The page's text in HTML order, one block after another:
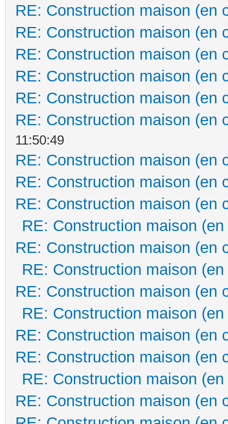
RE: Construction maison (en
RE: Construction maison (en
RE: Construction maison (en
RE: Construction maison (en
RE: Construction maison (en
RE: Construction maison (en
11:50:49
RE: Construction maison (en
RE: Construction maison (en
RE: Construction maison (en
RE: Construction maison
RE: Construction maison (en
RE: Construction maison
RE: Construction maison (en
RE: Construction maison
RE: Construction maison (en
RE: Construction maison (en
RE: Construction maison
RE: Construction maison (en